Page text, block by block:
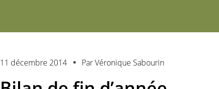
11 décembre 2014 ParVéronique Sabourin